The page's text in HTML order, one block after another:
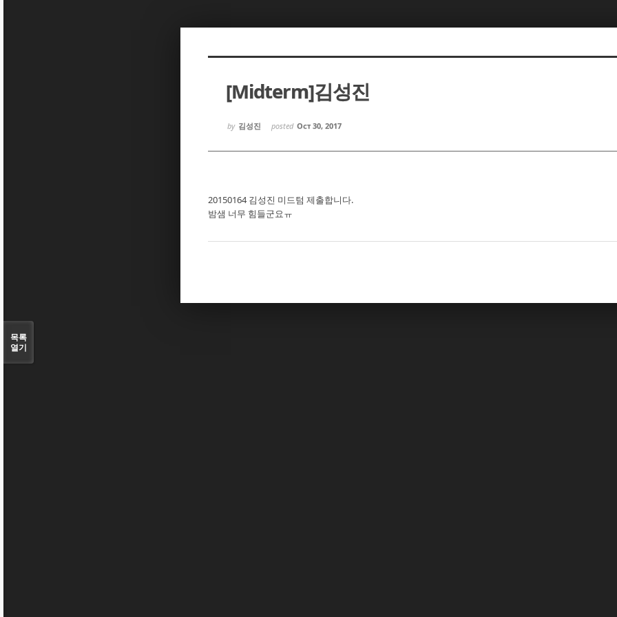
[Midterm]김성진
by 김성진 posted Oct 30, 2017
20150164 김성진 미드텀 제출합니다.
밤샘 너무 힘들군요ㅠ
목록
열기
Sketchbook5, 스케치북5
Sketchbook5, 스케치북5
Sketchbook5, 스케치북5
Sketchbook5, 스케치북5